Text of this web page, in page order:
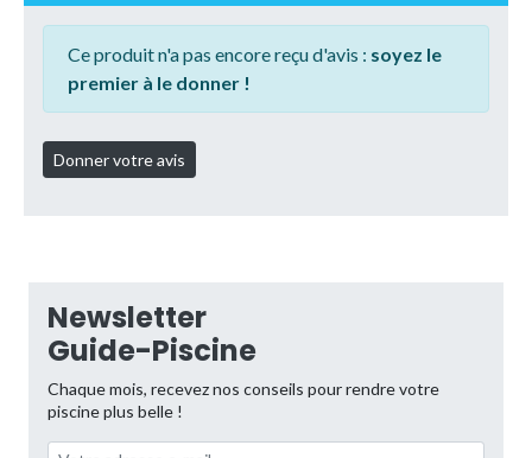
Ce produit n'a pas encore reçu d'avis : soyez le
premier à le donner !
Newsletter
Guide-Piscine
Chaque mois, recevez nos conseils pour rendre votre
piscine plus belle !